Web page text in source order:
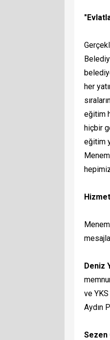
her
eğitim
hiçbir
eğitim
Deniz
ve
Aydın
Sezen